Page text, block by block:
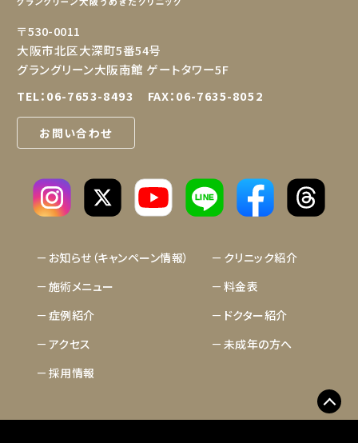
〒530-0011
大阪市北区大深町5番54号
グラングリーン大阪南館 ゲートタワー5F
TEL：06-7653-8493 FAX：06-7635-8052
お問い合わせ
LINE
お知らせ（キャンペーン情報）
クリニック紹介
施術メニュー
料金表
症例紹介
ドクター紹介
アクセス
未成年の方へ
採用情報